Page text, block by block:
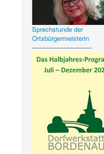
Sprechstunde der
Ortsbürgermeisterin
------------------------------